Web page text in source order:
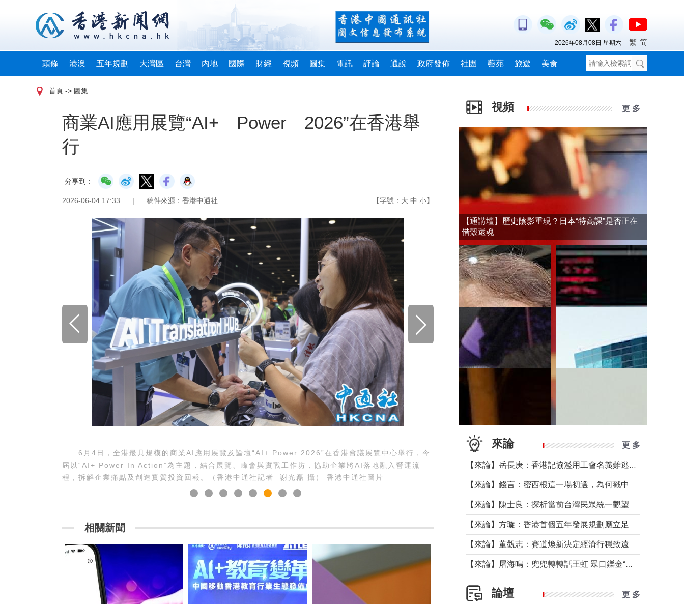
頭條 港澳 五年規劃 大灣區 台灣 內地 國際 財經 視頻 圖集 電訊 評論 通說 政府發佈 社團 藝苑 旅遊 美食
2026年08月08日 星期六 繁 简
首頁 -> 圖集
商業AI應用展覽“AI+ Power 2026”在香港舉
行
分享到：
2026-06-04 17:33 | 稿件來源：香港中通社 【字號： 大 中 小】
6月4日，全港最具規模的商業AI應用展覽及論壇“AI+ Power 2026”在香港會議展覽中心舉行，今
屆以“AI+ Power In Action”為主題，結合展覽、峰會與實戰工作坊，協助企業將AI落地融入營運流
程，拆解企業痛點及創造實質投資回報。（香港中通社記者 謝光磊 攝） 香港中通社圖片
相關新聞
視頻 更 多
【通講壇】歷史陰影重現？日本“特高課”是否正在
借殼還魂
來論 更 多
【來論】董觀志：賽道煥新決定經濟行穩致遠
論壇 更 多